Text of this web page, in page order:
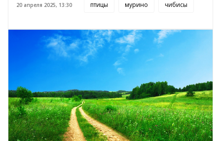
20 апреля 2025, 13:30 птицы мурино чибисы